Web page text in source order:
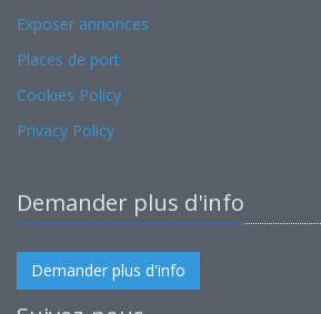
Exposer annonces
Places de port
Cookies Policy
Privacy Policy
Demander plus d'info
Demander plus d'info